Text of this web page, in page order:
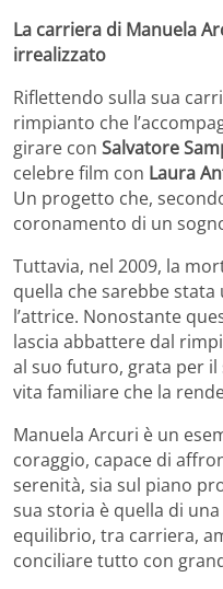
La carriera di Manuela
irrealizzato
Riflettendo sulla sua
rimpianto che
girare con Salvatore
celebre film con Laura
Un progetto che,
coronamento di un
Tuttavia, nel 2009, la
quella che sarebbe
l’attrice. Nonostante
lascia abbattere dal
al suo futuro, grata per
vita familiare che la
Manuela Arcuri è un
coraggio, capace di
serenità, sia sul piano
sua storia è quella di
equilibrio, tra carriera,
conciliare tutto con